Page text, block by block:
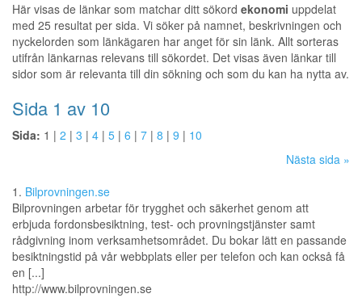
Här visas de länkar som matchar ditt sökord ekonomi uppdelat
med 25 resultat per sida. Vi söker på namnet, beskrivningen och
nyckelorden som länkägaren har anget för sin länk. Allt sorteras
utifrån länkarnas relevans till sökordet. Det visas även länkar till
sidor som är relevanta till din sökning och som du kan ha nytta av.
Sida 1 av 10
Sida: 1 | 2 | 3 | 4 | 5 | 6 | 7 | 8 | 9 | 10
Nästa sida »
1. Bilprovningen.se
Bilprovningen arbetar för trygghet och säkerhet genom att
erbjuda fordonsbesiktning, test- och provningstjänster samt
rådgivning inom verksamhetsområdet. Du bokar lätt en passande
besiktningstid på vår webbplats eller per telefon och kan också få
en [...]
http://www.bilprovningen.se